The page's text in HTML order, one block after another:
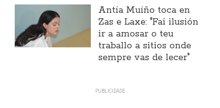
Antía Muíño toca en
Zas e Laxe: "Fai ilusión
ir a amosar o teu
traballo a sitios onde
sempre vas de lecer"